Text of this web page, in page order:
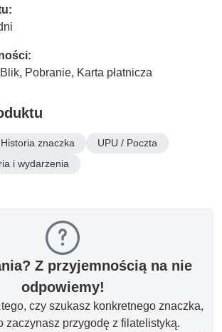
Pobranie, Karta płatnicza
Historia znaczka
UPU / Poczta
i wydarzenia
Z przyjemnością na nie
odpowiemy!
czy szukasz konkretnego znaczka,
zaczynasz przygodę z filatelistyką.